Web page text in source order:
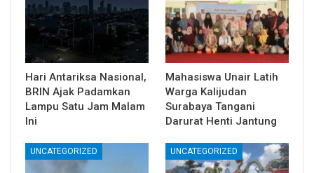
Hari Antariksa Nasional,
BRIN Ajak Padamkan
Lampu Satu Jam Malam
Ini
Mahasiswa Unair Latih
Warga Kalijudan
Surabaya Tangani
Darurat Henti Jantung
UNCATEGORIZED UNCATEGORIZED